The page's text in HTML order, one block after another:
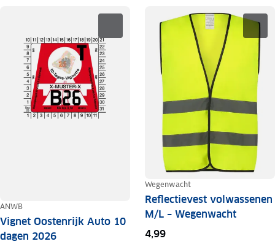
ANWB
Vignet Oostenrijk Auto 10
dagen 2026
Wegenwacht
Reflectievest volwassenen
M/L – Wegenwacht
4,99